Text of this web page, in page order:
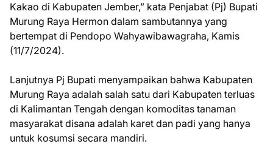
Kakao di Kabupaten Jember,” kata Penjabat (Pj) Bupati
Murung Raya Hermon dalam sambutannya yang
bertempat di Pendopo Wahyawibawagraha, Kamis
(11/7/2024).
Lanjutnya Pj Bupati menyampaikan bahwa Kabupaten
Murung Raya adalah salah satu dari Kabupaten terluas
di Kalimantan Tengah dengan komoditas tanaman
masyarakat disana adalah karet dan padi yang hanya
untuk kosumsi secara mandiri.